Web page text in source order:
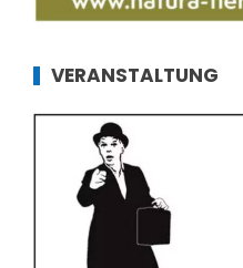
VERANSTALTUNG